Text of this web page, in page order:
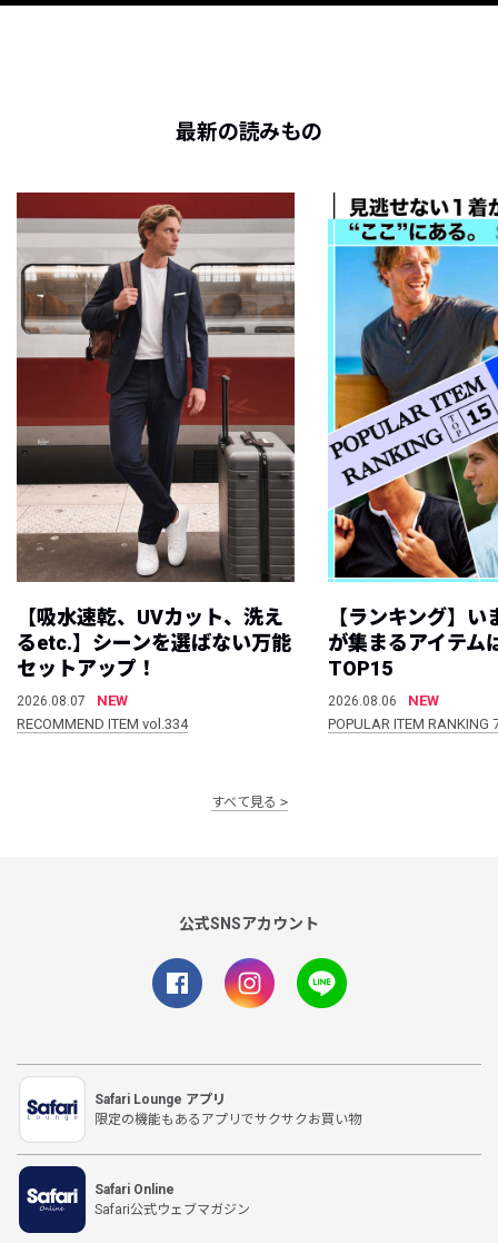
最新の読みもの
【吸水速乾、UVカット、洗え
るetc.】シーンを選ばない万能
セットアップ！
2026.08.07
NEW
RECOMMEND ITEM vol.334
【ランキング】
が集まるアイテム
TOP15
2026.08.06
NEW
POPULAR ITEM
すべて見る
公式SNSアカウント
Safari Lounge アプリ
限定の機能もあるアプリでサクサクお買い物
Safari Online
Safari公式ウェブマガジン